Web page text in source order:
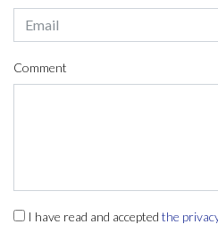
Comment
I have read and accepted the